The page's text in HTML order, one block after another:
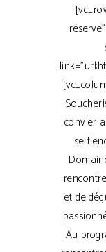
convier
se
et de
Au